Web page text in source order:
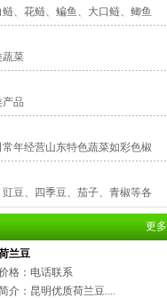
、花鲢、鳊鱼、大口鲢、鲫鱼
蔬菜
产品
年经营山东特色蔬菜如彩色椒
豆、四季豆、茄子、青椒等各
更多
兰豆
格：电话联系
介：昆明优质荷兰豆....